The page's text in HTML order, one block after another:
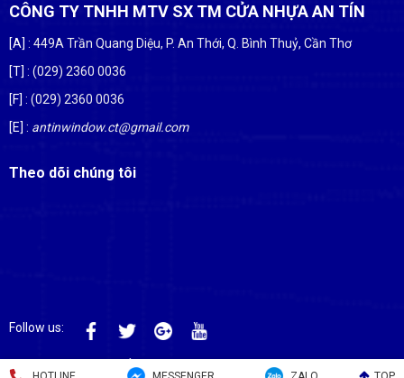
CÔNG TY TNHH MTV SX TM CỬA NHỰA AN TÍN
[A] : 449A Trần Quang Diệu, P. An Thới, Q. Bình Thuỷ, Cần Thơ
[T] : (029) 2360 0036
[F] : (029) 2360 0036
[E] : antinwindow.ct@gmail.com
Theo dõi chúng tôi
Follow us:
AN TÍN WINDOW